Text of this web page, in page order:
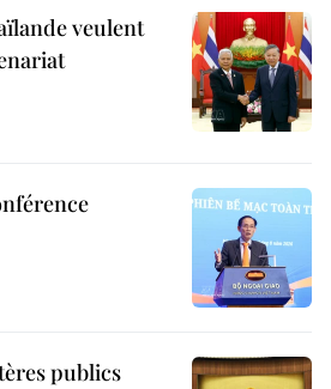
veulent
publics